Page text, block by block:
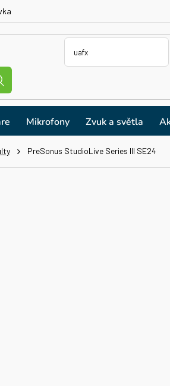
Mikrofony Zvuk a světla
PreSonus StudioLive Series III SE24